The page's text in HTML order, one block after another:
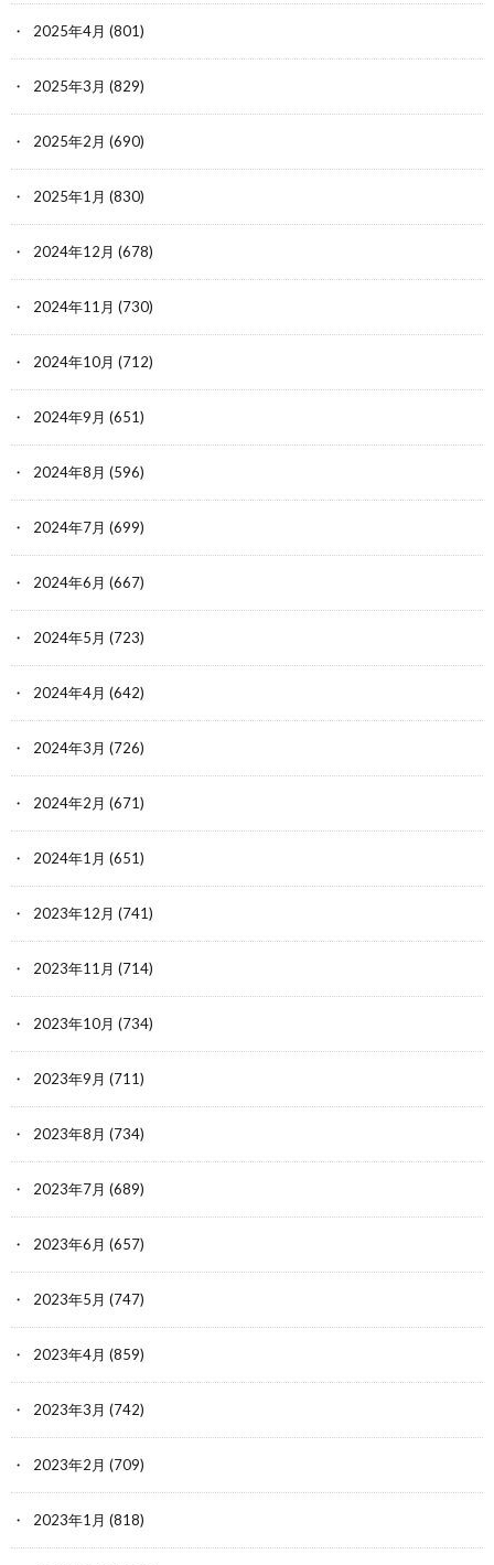
2025年4月 (801)
2025年3月 (829)
2025年2月 (690)
2025年1月 (830)
2024年12月 (678)
2024年11月 (730)
2024年10月 (712)
2024年9月 (651)
2024年8月 (596)
2024年7月 (699)
2024年6月 (667)
2024年5月 (723)
2024年4月 (642)
2024年3月 (726)
2024年2月 (671)
2024年1月 (651)
2023年12月 (741)
2023年11月 (714)
2023年10月 (734)
2023年9月 (711)
2023年8月 (734)
2023年7月 (689)
2023年6月 (657)
2023年5月 (747)
2023年4月 (859)
2023年3月 (742)
2023年2月 (709)
2023年1月 (818)